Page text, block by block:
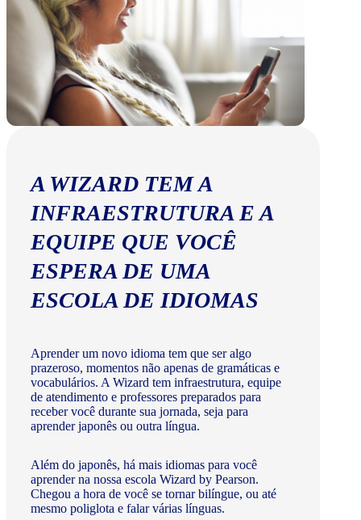
A WIZARD TEM A
INFRAESTRUTURA E A
EQUIPE QUE VOCÊ
ESPERA DE UMA
ESCOLA DE IDIOMAS
Aprender um novo idioma tem que ser algo
prazeroso, momentos não apenas de gramáticas e
vocabulários. A Wizard tem infraestrutura, equipe
de atendimento e professores preparados para
receber você durante sua jornada, seja para
aprender japonês ou outra língua.
Além do japonês, há mais idiomas para você
aprender na nossa escola Wizard by Pearson.
Chegou a hora de você se tornar bilíngue, ou até
mesmo poliglota e falar várias línguas.